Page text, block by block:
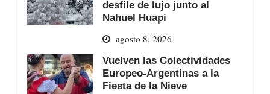
desfile de lujo junto al
Nahuel Huapi
agosto 8, 2026
Vuelven las Colectividades
Europeo-Argentinas a la
Fiesta de la Nieve